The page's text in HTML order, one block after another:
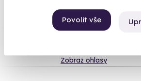
Povolit vše
Co si o nás myslí
Zobraz ohlasy